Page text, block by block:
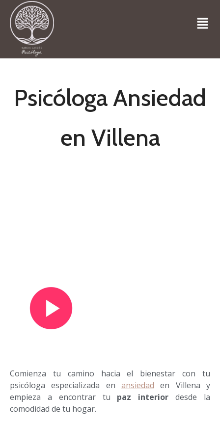
Psicóloga Ansiedad
en Villena
Comienza tu camino hacia el bienestar con tu
psicóloga especializada en ansiedad en Villena y
empieza a encontrar tu paz interior desde la
comodidad de tu hogar.